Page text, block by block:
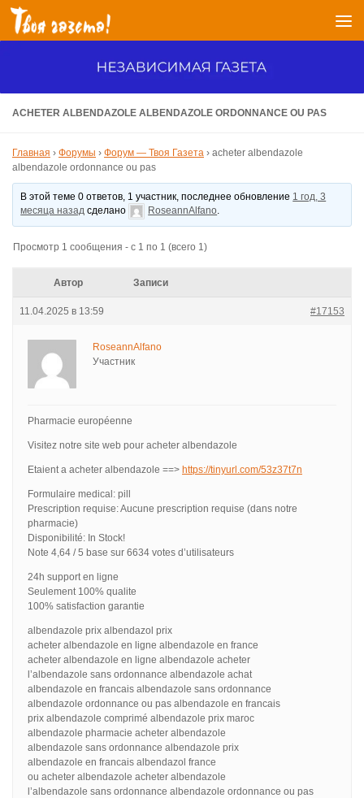
Перейти к содержимому
ACHETER ALBENDAZOLE ALBENDAZOLE ORDONNANCE OU PAS
Главная › Форумы › Форум — Твоя Газета › acheter albendazole
albendazole ordonnance ou pas
В этой теме 0 ответов, 1 участник, последнее обновление 1 год, 3
месяца назад сделано RoseannAlfano.
Просмотр 1 сообщения - с 1 по 1 (всего 1)
Автор Записи
11.04.2025 в 13:59 #17153
RoseannAlfano
Участник
Pharmacie européenne
Visitez notre site web pour acheter albendazole
Etaient a acheter albendazole ==> https://tinyurl.com/53z37t7n
Formulaire medical: pill
Prescription requise: Aucune prescription requise (dans notre
pharmacie)
Disponibilité: In Stock!
Note 4,64 / 5 base sur 6634 votes d’utilisateurs
24h support en ligne
Seulement 100% qualite
100% satisfaction garantie
albendazole prix albendazol prix
acheter albendazole en ligne albendazole en france
acheter albendazole en ligne albendazole acheter
l’albendazole sans ordonnance albendazole achat
albendazole en francais albendazole sans ordonnance
albendazole ordonnance ou pas albendazole en francais
prix albendazole comprimé albendazole prix maroc
albendazole pharmacie acheter albendazole
albendazole sans ordonnance albendazole prix
albendazole en francais albendazol france
ou acheter albendazole acheter albendazole
l’albendazole sans ordonnance albendazole ordonnance ou pas